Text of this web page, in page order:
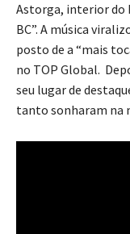
Astorga, interior do
BC”. A música
posto de a “mais
no TOP Global.
seu lugar de
tanto sonharam na